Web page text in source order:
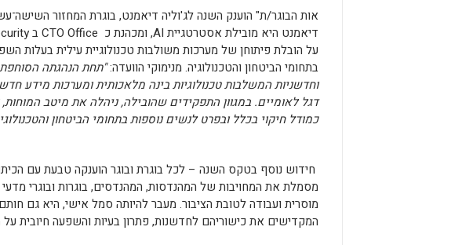
אות הבוגר/ת" הוענק השנה לג'וליה דיאמנט, בוגרת המחזור
דיאמנט היא מובילת אסטרטגיית AI, ומכהנת כ CTO Office ב Microsoft Security.
על הובלת פיתוחן של מערכות משולבות טכנולוגיית עילית בעלות
בתחומי הביטחון והטכנולוגיה. מנימוקי הוועדה:"תחת הנהגתה
וחדשניות המשלבות טכנולוגיות בינה מלאכותית ומערכות מידע
דגל לאומיים. במגוון התפקידים שהובילה, ניהלה את מיטב המוחות,
כמודל חיקוי בכלל ובפרט לנשים נוספות בתחומי הביטחון
חידוש נוסף בטקס השנה – לכל בוגרת ובוגר הוענקה טבעת עם
מסמלת את המחויבות של המהנדסות, המהנדסים, בוגרות ובוגרי
מוסרית ועבודה לטובת הציבור. מעבר להיותה סמל אישי, היא גם
המקדישים את כישוריהם לחדשנות, פתרון בעיות והשפעה חיובית